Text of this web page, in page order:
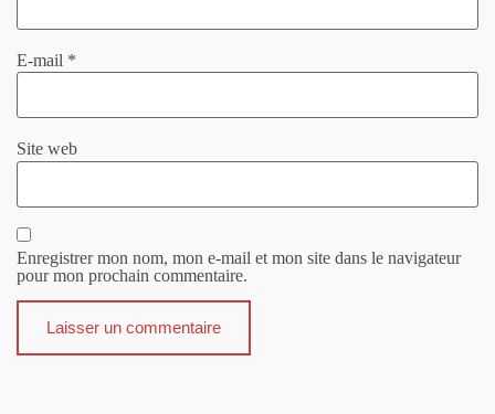
E-mail *
Site web
Enregistrer mon nom, mon e-mail et mon site dans le navigateur
pour mon prochain commentaire.